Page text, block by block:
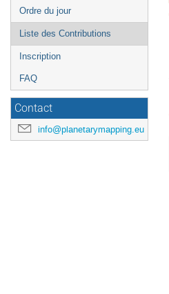
Ordre du jour
Liste des Contributions
Inscription
FAQ
Contact
info@planetarymapping.eu